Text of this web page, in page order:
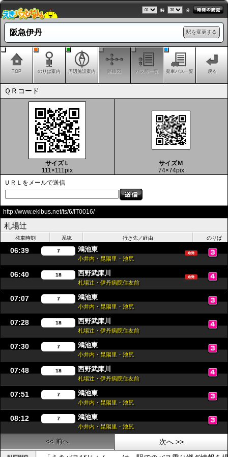
時 分
駅を変更する
阪急伊丹
TOP のりば案内 周辺施設案内 路線図 バス停一覧 発車バス一覧 戻る
ＱＲコード
サイズＬ
111×111pix
サイズＭ
74×74pix
ＵＲＬをメールで送信
http://www.ekibus.net/ts/6/IT0016/
札場辻
発車時刻 系統 行き先／経由 のりば
06:39 7 鴻池東
小井内・昆陽里・池尻
06:40 18 西野武庫川
札場辻・伊丹病院住友前
07:07 7 鴻池東
小井内・昆陽里・池尻
07:28 18 西野武庫川
札場辻・伊丹病院住友前
07:30 7 鴻池東
小井内・昆陽里・池尻
07:48 18 西野武庫川
札場辻・伊丹病院住友前
07:51 7 鴻池東
小井内・昆陽里・池尻
08:12 7 鴻池東
小井内・昆陽里・池尻
<< 前へ
次へ >>